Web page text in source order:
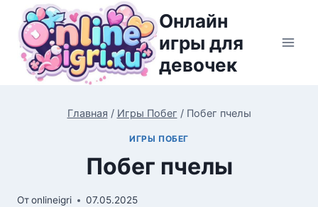
Перейти
содержимому
Онлайн
игры для
девочек
Главная / Игры Побег / Побег пчелы
ИГРЫ ПОБЕГ
Побег пчелы
Отonlineigri 07.05.2025